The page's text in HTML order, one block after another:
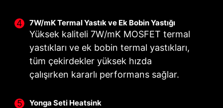
7W/mK Termal Yastık ve Ek Bobin Yastığı
Yüksek kaliteli 7W/mK MOSFET termal
yastıkları ve ek bobin termal yastıkları,
tüm çekirdekler yüksek hızda
çalışırken kararlı performans sağlar.
Yonga Seti Heatsink
KONNEKTÖRLERİ
İki adet 8 pinli konektör,
hızaşırtmalı çok çekirdekli CPU
için bile yeterli güç sağlar.
Tamamen dijital bir güç
tasarımı, CPU'ya nokta
hassasiyetinde daha hızlı ve
bozulmamış akım iletimi sağlar.
Birinci sınıf düzen sadece çok
çekirdekli CPU'yu
desteklemekle kalmaz, aynı
zamanda CPU hız aşırtmanız
için mükemmel koşullar yaratır.